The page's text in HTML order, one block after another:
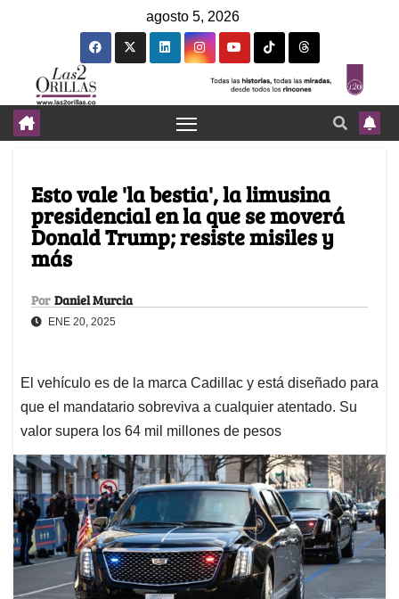
agosto 5, 2026
Esto vale 'la bestia', la limusina
presidencial en la que se moverá
Donald Trump; resiste misiles y
más
Por Daniel Murcia
ENE 20, 2025
El vehículo es de la marca Cadillac y está diseñado para
que el mandatario sobreviva a cualquier atentado. Su
valor supera los 64 mil millones de pesos